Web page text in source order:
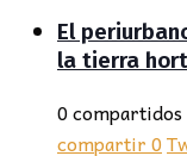
El
la tierra
0 compartidos
compartir0